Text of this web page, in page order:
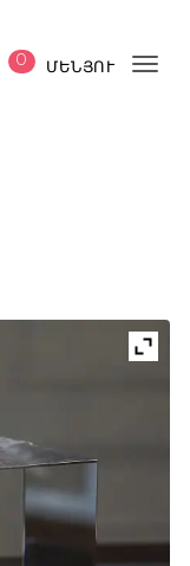
0 ՄԵՆՅՈՒ